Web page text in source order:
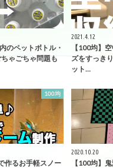
のペットボトル・
ゃごちゃ問題も
2021.4.12
【100均】
ズをすっき
ット…
100均
作るお手軽スノー
2020.10.20
【100均】